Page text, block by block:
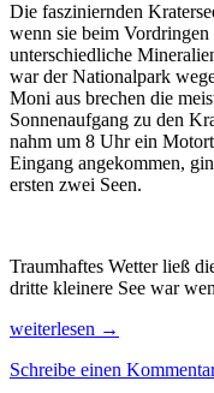
Die fasziniernden
wenn sie beim
unterschiedliche
war der Nationalpark
Moni aus brechen die
Sonnenaufgang zu den
nahm um 8 Uhr ein
Eingang angekommen,
ersten zwei Seen.
Traumhaftes Wetter ließ
dritte kleinere See war
Die
Kraterseen,
weiterlesen →
Schreibe einen